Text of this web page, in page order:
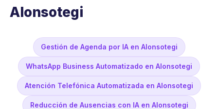
Alonsotegi
Gestión de Agenda por IA en Alonsotegi
WhatsApp Business Automatizado en Alonsotegi
Atención Telefónica Automatizada en Alonsotegi
Reducción de Ausencias con IA en Alonsotegi